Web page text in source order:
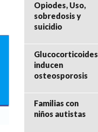
Opiodes, Uso,
sobredosis y
suicidio
Glucocorticoides
inducen
osteosporosis
Familias con
niños autistas